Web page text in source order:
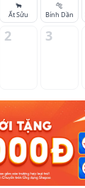
🐂
Ất Sửu
🐅
Bính Dần
2 3